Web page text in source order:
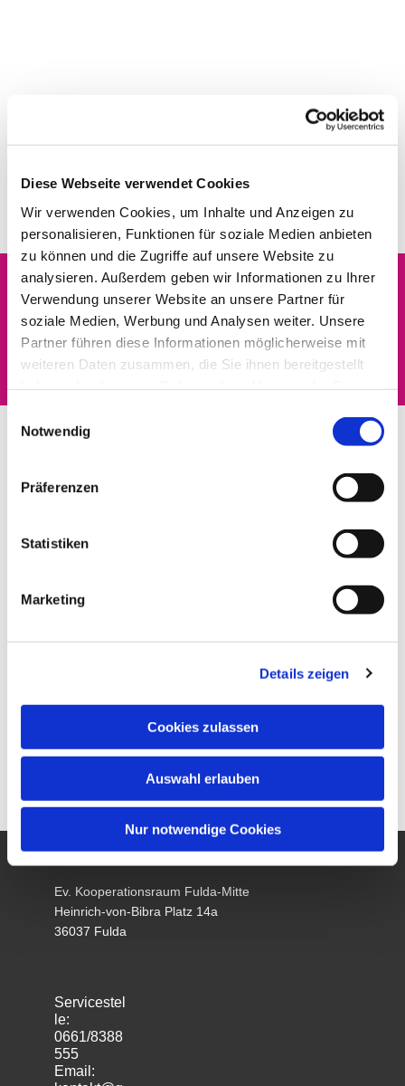
Diese Webseite verwendet Cookies
Wir verwenden Cookies, um Inhalte und Anzeigen zu
personalisieren, Funktionen für soziale Medien anbieten
zu können und die Zugriffe auf unsere Website zu
analysieren. Außerdem geben wir Informationen zu Ihrer
Verwendung unserer Website an unsere Partner für
soziale Medien, Werbung und Analysen weiter. Unsere
Partner führen diese Informationen möglicherweise mit
weiteren Daten zusammen, die Sie ihnen bereitgestellt
Notwendig
Präferenzen
Statistiken
Marketing
Details zeigen
Cookies zulassen
Auswahl erlauben
Nur notwendige Cookies
Dies könnte Sie auch
interessieren
Ev. Kooperationsraum Fulda-Mitte
Heinrich-von-Bibra Platz 14a
36037 Fulda
Servicestel
le:
0661/8388
555
Email: